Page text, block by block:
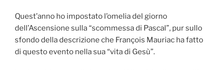
PASCAL
Quest’anno ho impostato l’omelia del giorno
dell’Ascensione sulla “scommessa di Pascal”, pur sullo
sfondo della descrizione che François Mauriac ha fatto
di questo evento nella sua “vita di Gesù”.